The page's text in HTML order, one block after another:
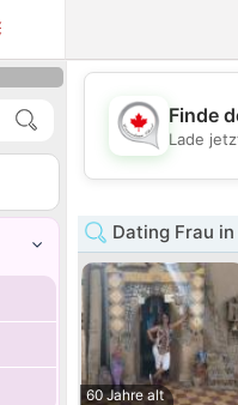
Finde
Lade
Dating Frau
60 Jahre alt